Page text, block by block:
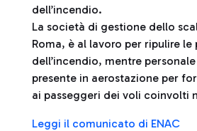
dell’incendio.
La società di gestione dello
Roma, è al lavoro per ripulire
dell’incendio, mentre
presente in aerostazione per
ai passeggeri dei voli coinvolti
Leggi il comunicato di ENAC